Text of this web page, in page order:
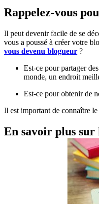
Rappelez-vous
Il peut devenir facile de se
vous a poussé à créer votre
vous devenu blogueur ?
Est-ce pour partager
monde, un endroit
Est-ce pour obtenir de
Il est important de connaître
En savoir plus sur